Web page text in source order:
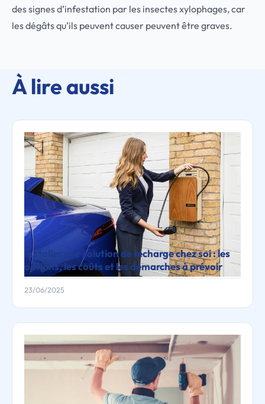
des signes d’infestation par les insectes xylophages, car
les dégâts qu’ils peuvent causer peuvent être graves.
À lire aussi
Installer une solution de recharge chez soi : les
options, les coûts et les démarches à prévoir
23/06/2025